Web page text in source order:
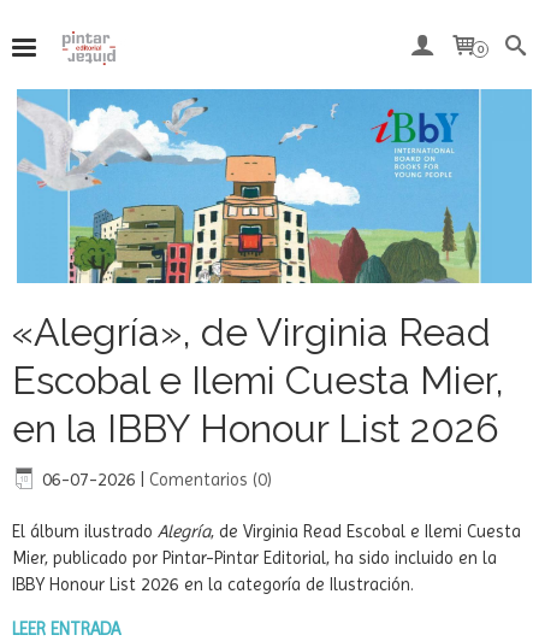
0
«Alegría», de Virginia Read
Escobal e Ilemi Cuesta Mier,
en la IBBY Honour List 2026
06-07-2026 Comentarios (0)
El álbum ilustrado Alegría, de Virginia Read Escobal e Ilemi Cuesta
Mier, publicado por Pintar-Pintar Editorial, ha sido incluido en la
IBBY Honour List 2026 en la categoría de Ilustración.
LEER ENTRADA